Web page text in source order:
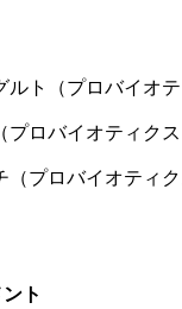
ルト（プロバイオ
プロバイオティク
（プロバイオティ
ト